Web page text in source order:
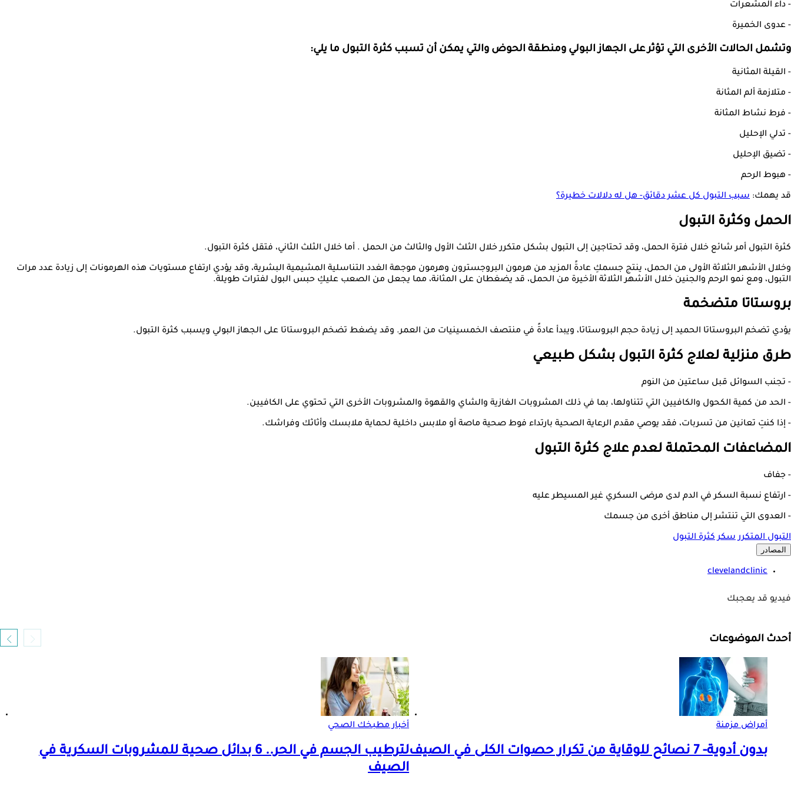
- داء المشعرات
- عدوى الخميرة
وتشمل الحالات الأخرى التي تؤثر على الجهاز البولي ومنطقة الحوض والتي يمكن أن تسبب كثرة التبول ما يلي:
- القيلة المثانية
- متلازمة ألم المثانة
- فرط نشاط المثانة
- تدلي الإحليل
- تضيق الإحليل
- هبوط الرحم
قد يهمك: سبب التبول كل عشر دقائق- هل له دلالات خطيرة؟
الحمل وكثرة التبول
كثرة التبول أمر شائع خلال فترة الحمل، وقد تحتاجين إلى التبول بشكل متكرر خلال الثلث الأول والثالث من الحمل . أما خلال الثلث الثاني، فتقل كثرة التبول.
وخلال الأشهر الثلاثة الأولى من الحمل، ينتج جسمكِ عادةً المزيد من هرمون البروجسترون وهرمون موجهة الغدد التناسلية المشيمية البشرية، وقد يؤدي ارتفاع مستويات هذه الهرمونات إلى زيادة عدد مرات
التبول، ومع نمو الرحم والجنين خلال الأشهر الثلاثة الأخيرة من الحمل، قد يضغطان على المثانة، مما يجعل من الصعب عليكِ حبس البول لفترات طويلة.
بروستاتا متضخمة
يؤدي تضخم البروستاتا الحميد إلى زيادة حجم البروستاتا، ويبدأ عادةً في منتصف الخمسينيات من العمر. وقد يضغط تضخم البروستاتا على الجهاز البولي ويسبب كثرة التبول.
طرق منزلية لعلاج كثرة التبول بشكل طبيعي
- تجنب السوائل قبل ساعتين من النوم
- الحد من كمية الكحول والكافيين التي تتناولها، بما في ذلك المشروبات الغازية والشاي والقهوة والمشروبات الأخرى التي تحتوي على الكافيين.
- إذا كنتِ تعانين من تسربات، فقد يوصي مقدم الرعاية الصحية بارتداء فوط صحية ماصة أو ملابس داخلية لحماية ملابسك وأثاثك وفراشك.
المضاعفات المحتملة لعدم علاج كثرة التبول
- جفاف
- ارتفاع نسبة السكر في الدم لدى مرضى السكري غير المسيطر عليه
- العدوى التي تنتشر إلى مناطق أخرى من جسمك
التبول المتكرر سكر كثرة التبول
المصادر
clevelandclinic
فيديو قد يعجبك
أحدث الموضوعات
أمراض مزمنة
بدون أدوية- 7 نصائح للوقاية من تكرار حصوات الكلى في الصيف
أخبار مطبخك الصحي
لترطيب الجسم في الحر.. 6 بدائل صحية للمشروبات السكرية في
الصيف